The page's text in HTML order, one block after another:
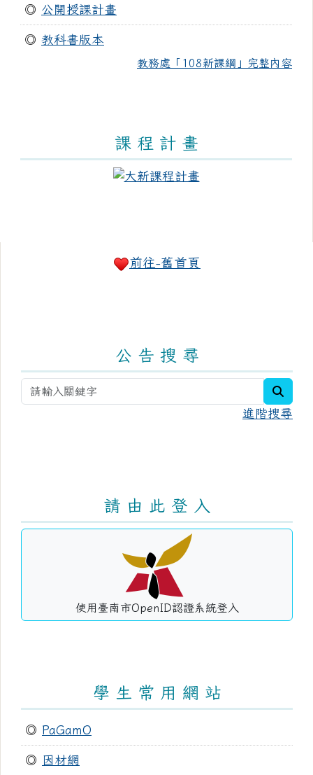
◎ 公開授課計畫
◎ 教科書版本
教務處「108新課綱」完整內容
課 程 計 畫
前往-舊首頁
公 告 搜 尋
進階搜尋
請 由 此 登 入
使用臺南市OpenID認證系統登入
學 生 常 用 網 站
◎ PaGamO
◎ 因材網